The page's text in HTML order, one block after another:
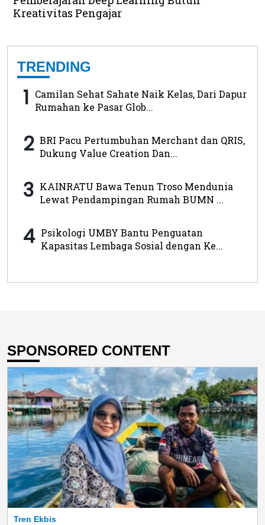
Kreativitas Pengajar
TRENDING
1 Camilan Sehat Sahate Naik Kelas, Dari Dapur
Rumahan ke Pasar Glob...
2 BRI Pacu Pertumbuhan Merchant dan QRIS,
Dukung Value Creation Dan...
3 KAINRATU Bawa Tenun Troso Mendunia
Lewat Pendampingan Rumah BUMN ...
4 Psikologi UMBY Bantu Penguatan
Kapasitas Lembaga Sosial dengan Ke...
SPONSORED CONTENT
Tren Ekbis